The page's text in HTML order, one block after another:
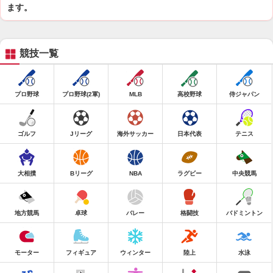
ます。
競技一覧
プロ野球 プロ野球(2軍) MLB 高校野球 侍ジャパン
ゴルフ Jリーグ 海外サッカー 日本代表 テニス
大相撲 Bリーグ NBA ラグビー 中央競馬
地方競馬 卓球 バレー 格闘技 バドミントン
モーター フィギュア ウィンター 陸上 水泳